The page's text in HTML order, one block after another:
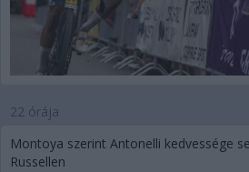
22 órája
Montoya szerint Antonelli kedvessége
Russellen